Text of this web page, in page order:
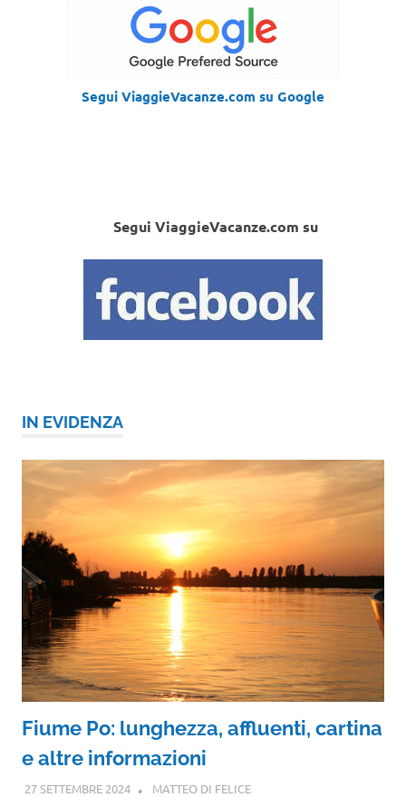
Segui ViaggieVacanze.com su Google
Segui ViaggieVacanze.com su
IN EVIDENZA
Fiume Po: lunghezza, affluenti, cartina
e altre informazioni
27 SETTEMBRE 2024 MATTEO DI FELICE